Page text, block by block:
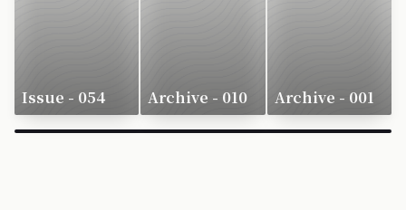
Issue - 054 Archive - 010 Archive - 001